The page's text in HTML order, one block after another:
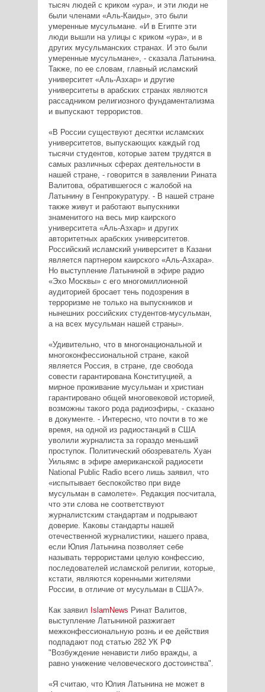
тысяч людей с криком «ура», и эти люди не
были членами «Аль-Каиды», это были
умеренные мусульмане. «И в Египте эти
люди вышли на улицы с криком «ура», и в
других мусульманских странах. И это были
умеренные мусульмане», - сказала Латынина.
Также, по ее словам, главный исламский
университет «Аль-Азхар» и другие
университеты в арабских странах являются
рассадником религиозного фундаментализма
и выпускают террористов.
«В России существуют десятки исламских
университетов, выпускающих каждый год
тысячи студентов, которые затем трудятся в
самых различных сферах деятельности в
нашей стране, - говорится в заявлении Рината
Валитова, обратившегося с жалобой на
Латынину в Генпрокуратуру. - В нашей стране
также живут и работают выпускники
знаменитого на весь мир каирского
университета «Аль-Азхар» и других
авторитетных арабских университетов.
Российский исламский университет в Казани
является партнером каирского «Аль-Азхара».
Но выступление Латыниной в эфире радио
«Эхо Москвы» с его многомиллионной
аудиторией бросает тень подозрения в
терроризме не только на выпускников и
нынешних российских студентов-мусульман,
а на всех мусульман нашей страны».
«Удивительно, что в многонациональной и
многоконфессиональной стране, какой
является Россия, в стране, где свобода
совести гарантирована Конституцией, а
мирное проживание мусульман и христиан
гарантировано общей многовековой историей,
возможны такого рода радиоэфиры, - сказано
в документе. - Интересно, что почти в то же
время, на одной из радиостанций в США
уволили журналиста за гораздо меньший
проступок. Политический обозреватель Хуан
Уильямс в эфире американской радиосети
National Public Radio всего лишь заявил, что
«испытывает беспокойство при виде
мусульман в самолете». Редакция посчитала,
что эти слова не соответствуют
журналистским стандартам и подрывают
доверие. Каковы стандарты нашей
отечественной журналистики, нашего права,
если Юлия Латынина позволяет себе
называть террористами целую конфессию,
последователей исламской религии, которые,
кстати, являются коренными жителями
России, в отличие от мусульман в США?».
Как заявил IslamNews Ринат Валитов,
выступление Латыниной разжигает
межконфессиональную рознь и ее действия
подпадают под статью 282 УК РФ
"Возбуждение ненависти либо вражды, а
равно унижение человеческого достоинства".
«Я считаю, что Юлия Латынина не может в